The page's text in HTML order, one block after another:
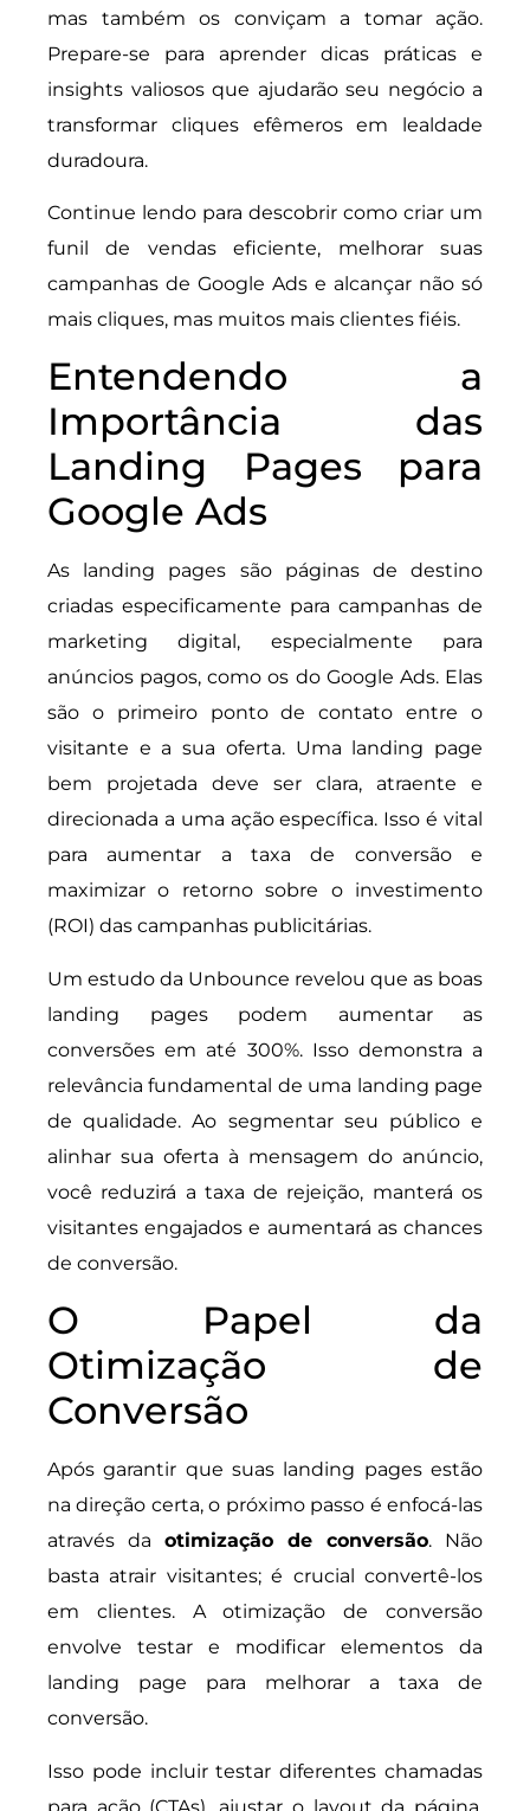
mas também os conviçam a tomar ação.
Prepare-se para aprender dicas práticas e
insights valiosos que ajudarão seu negócio a
transformar cliques efêmeros em lealdade
duradoura.
Continue lendo para descobrir como criar um
funil de vendas eficiente, melhorar suas
campanhas de Google Ads e alcançar não só
mais cliques, mas muitos mais clientes fiéis.
Entendendo a
Importância das
Landing Pages para
Google Ads
As landing pages são páginas de destino
criadas especificamente para campanhas de
marketing digital, especialmente para
anúncios pagos, como os do Google Ads. Elas
são o primeiro ponto de contato entre o
visitante e a sua oferta. Uma landing page
bem projetada deve ser clara, atraente e
direcionada a uma ação específica. Isso é vital
para aumentar a taxa de conversão e
maximizar o retorno sobre o investimento
(ROI) das campanhas publicitárias.
Um estudo da Unbounce revelou que as boas
landing pages podem aumentar as
conversões em até 300%. Isso demonstra a
relevância fundamental de uma landing page
de qualidade. Ao segmentar seu público e
alinhar sua oferta à mensagem do anúncio,
você reduzirá a taxa de rejeição, manterá os
visitantes engajados e aumentará as chances
de conversão.
O Papel da
Otimização de
Conversão
Após garantir que suas landing pages estão
na direção certa, o próximo passo é enfocá-las
através da otimização de conversão. Não
basta atrair visitantes; é crucial convertê-los
em clientes. A otimização de conversão
envolve testar e modificar elementos da
landing page para melhorar a taxa de
conversão.
Isso pode incluir testar diferentes chamadas
para ação (CTAs), ajustar o layout da página,